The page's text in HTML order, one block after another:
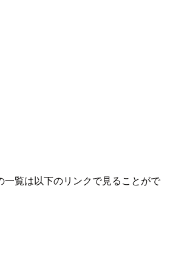
覧は以下のリンクで見ることがで